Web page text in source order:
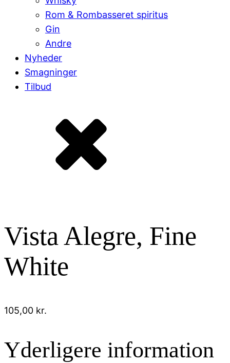
Rom & Rombasseret spiritus
Gin
Andre
Nyheder
Smagninger
Tilbud
Vista Alegre, Fine
White
105,00 kr.
Yderligere information